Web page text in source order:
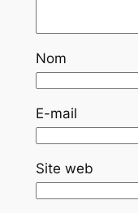
Nom
E-mail
Site web